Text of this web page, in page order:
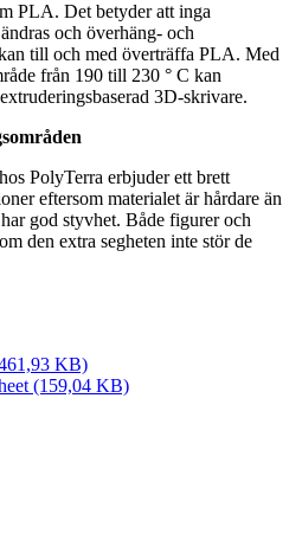
PLA. Det betyder att inga
och överhäng- och
till och med överträffa PLA. Med
från 190 till 230 ° C kan
3D-skrivare.
PolyTerra erbjuder ett brett
eftersom materialet är hårdare än
god styvhet. Både figurer och
den extra segheten inte stör de
KB)
(159,04 KB)